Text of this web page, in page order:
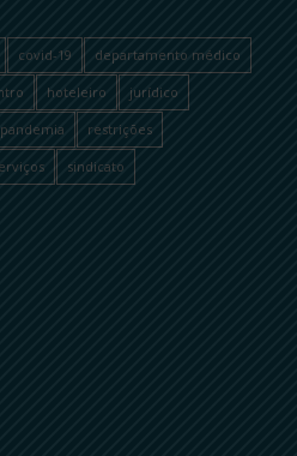
covid-19 departamento médico
hoteleiro jurídico
pandemia restrições
sindicato